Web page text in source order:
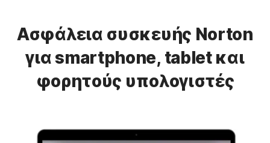
Ασφάλεια συσκευής Norton
για smartphone, tablet και
φορητούς υπολογιστές